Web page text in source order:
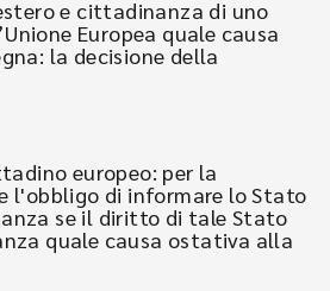
e cittadinanza di uno
Europea quale causa
la decisione della
europeo: per la
l'obbligo di informare lo Stato
se il diritto di tale Stato
quale causa ostativa alla